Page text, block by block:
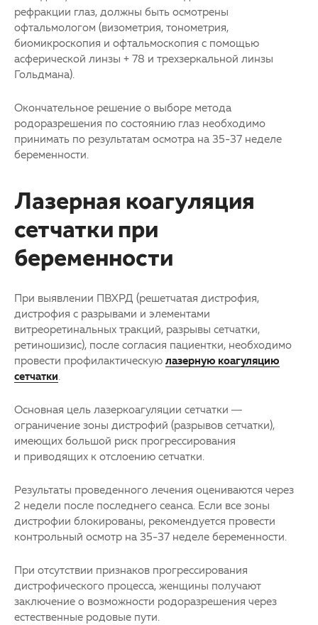
рефракции глаз, должны быть осмотрены
офтальмологом (визометрия, тонометрия,
биомикроскопия и офтальмоскопия с помощью
асферической линзы + 78 и трехзеркальной линзы
Гольдмана).
Окончательное решение о выборе метода
родоразрешения по состоянию глаз необходимо
принимать по результатам осмотра на 35-37 неделе
беременности.
Лазерная коагуляция
сетчатки при
беременности
При выявлении ПВХРД (решетчатая дистрофия,
дистрофия с разрывами и элементами
витреоретинальных тракций, разрывы сетчатки,
ретиношизис), после согласия пациентки, необходимо
провести профилактическую лазерную коагуляцию
сетчатки
Основная цель лазеркоагуляции сетчатки —
ограничение зоны дистрофий (разрывов сетчатки),
имеющих большой риск прогрессирования
и приводящих к отслоению сетчатки.
Результаты проведенного лечения оцениваются через
2 недели после последнего сеанса. Если все зоны
дистрофии блокированы, рекомендуется провести
контрольный осмотр на 35-37 неделе беременности.
При отсутствии признаков прогрессирования
дистрофического процесса, женщины получают
заключение о возможности родоразрешения через
естественные родовые пути.